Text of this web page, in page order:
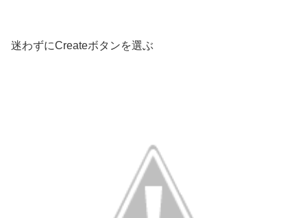
迷わずにCreateボタンを選ぶ